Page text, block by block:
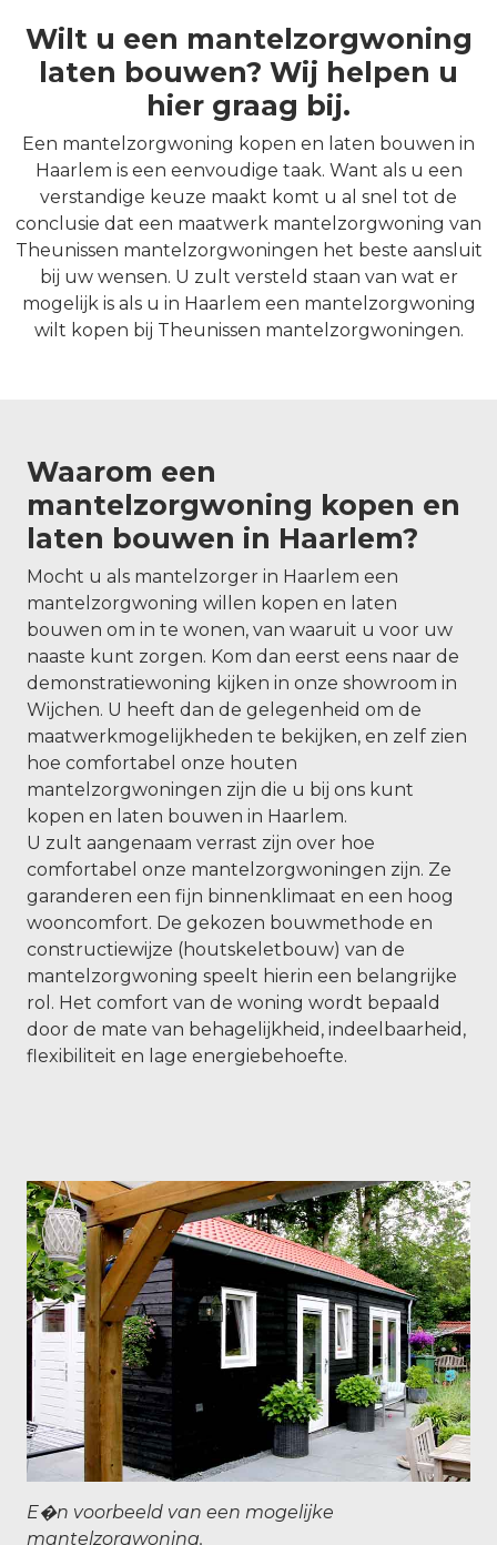
Wilt u een mantelzorgwoning
laten bouwen? Wij helpen u
hier graag bij.
Een mantelzorgwoning kopen en laten bouwen in
Haarlem is een eenvoudige taak. Want als u een
verstandige keuze maakt komt u al snel tot de
conclusie dat een maatwerk mantelzorgwoning van
Theunissen mantelzorgwoningen het beste aansluit
bij uw wensen. U zult versteld staan van wat er
mogelijk is als u in Haarlem een mantelzorgwoning
wilt kopen bij Theunissen mantelzorgwoningen.
Waarom een
mantelzorgwoning kopen en
laten bouwen in Haarlem?
Mocht u als mantelzorger in Haarlem een
mantelzorgwoning willen kopen en laten
bouwen om in te wonen, van waaruit u voor uw
naaste kunt zorgen. Kom dan eerst eens naar de
demonstratiewoning kijken in onze showroom in
Wijchen. U heeft dan de gelegenheid om de
maatwerkmogelijkheden te bekijken, en zelf zien
hoe comfortabel onze houten
mantelzorgwoningen zijn die u bij ons kunt
kopen en laten bouwen in Haarlem.
U zult aangenaam verrast zijn over hoe
comfortabel onze mantelzorgwoningen zijn. Ze
garanderen een fijn binnenklimaat en een hoog
wooncomfort. De gekozen bouwmethode en
constructiewijze (houtskeletbouw) van de
mantelzorgwoning speelt hierin een belangrijke
rol. Het comfort van de woning wordt bepaald
door de mate van behagelijkheid, indeelbaarheid,
flexibiliteit en lage energiebehoefte.
E�n voorbeeld van een mogelijke
mantelzorgwoning.